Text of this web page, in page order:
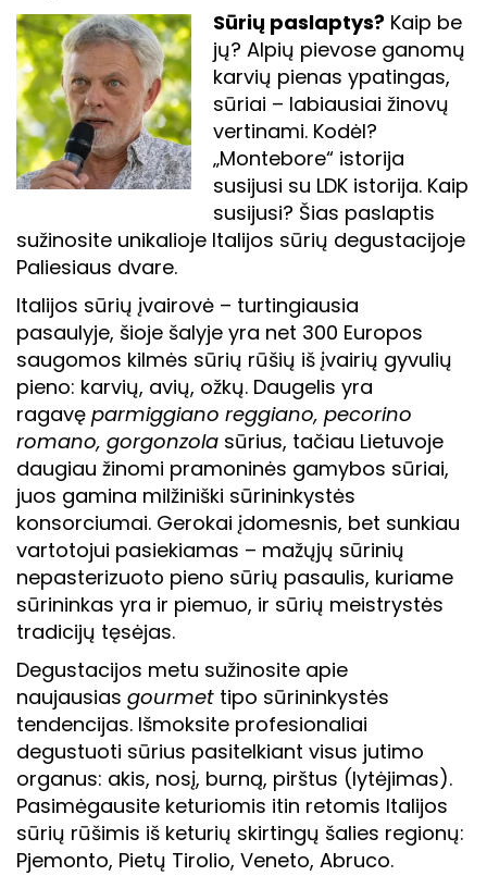
Sūrių paslaptys? Kaip be
jų? Alpių pievose ganomų
karvių pienas ypatingas,
sūriai – labiausiai žinovų
vertinami. Kodėl?
„Montebore“ istorija
susijusi su LDK istorija. Kaip
susijusi? Šias paslaptis
sužinosite unikalioje Italijos sūrių degustacijoje
Paliesiaus dvare.
Italijos sūrių įvairovė – turtingiausia
pasaulyje, šioje šalyje yra net 300 Europos
saugomos kilmės sūrių rūšių iš įvairių gyvulių
pieno: karvių, avių, ožkų. Daugelis yra
ragavę parmiggiano reggiano, pecorino
romano, gorgonzola sūrius, tačiau Lietuvoje
daugiau žinomi pramoninės gamybos sūriai,
juos gamina milžiniški sūrininkystės
konsorciumai. Gerokai įdomesnis, bet sunkiau
vartotojui pasiekiamas – mažųjų sūrinių
nepasterizuoto pieno sūrių pasaulis, kuriame
sūrininkas yra ir piemuo, ir sūrių meistrystės
tradicijų tęsėjas.
Degustacijos metu sužinosite apie
naujausias gourmet tipo sūrininkystės
tendencijas. Išmoksite profesionaliai
degustuoti sūrius pasitelkiant visus jutimo
organus: akis, nosį, burną, pirštus (lytėjimas).
Pasimėgausite keturiomis itin retomis Italijos
sūrių rūšimis iš keturių skirtingų šalies regionų:
Pjemonto, Pietų Tirolio, Veneto, Abruco.